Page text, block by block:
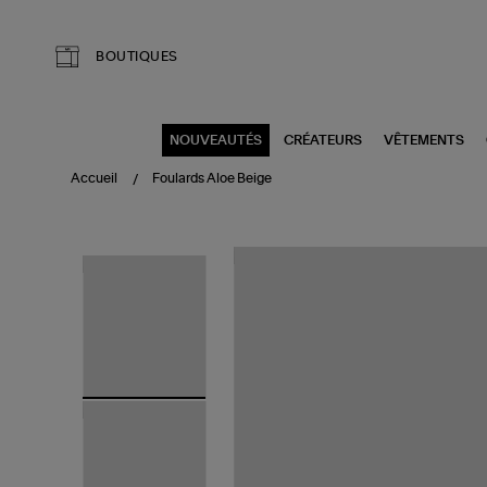
BOUTIQUES
NOUVEAUTÉS CRÉATEURS VÊTEMENTS
Accueil Foulards Aloe Beige